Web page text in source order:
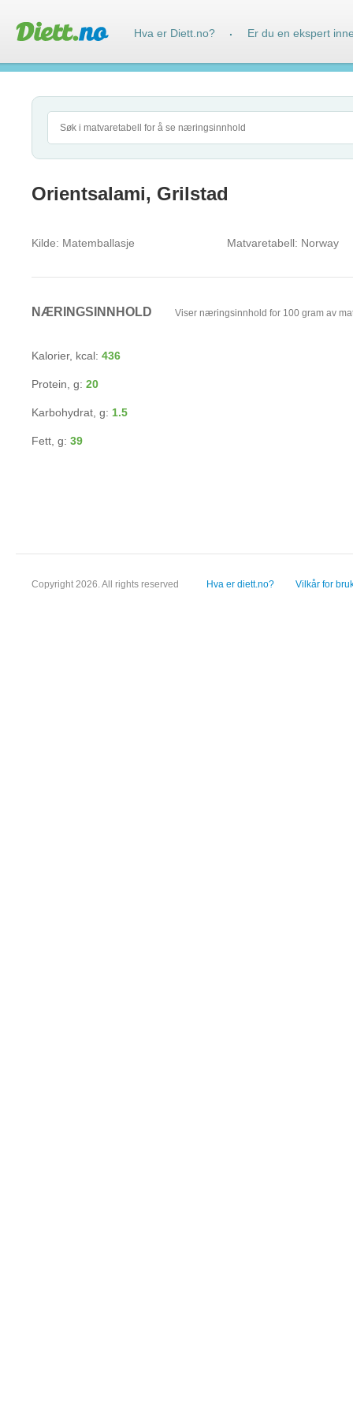
Orientsalami, Grilstad
Kilde: Matemballasje Matvaretabell: Norway
NÆRINGSINNHOLD Viser næringsinnhold for 100 gram av
Kalorier, kcal: 436
Protein, g: 20
Karbohydrat, g: 1.5
Fett, g: 39
Copyright 2026. All rights reserved Hva er diett.no? Vilkår for
Hva er Diett.no? · Er du en ekspert